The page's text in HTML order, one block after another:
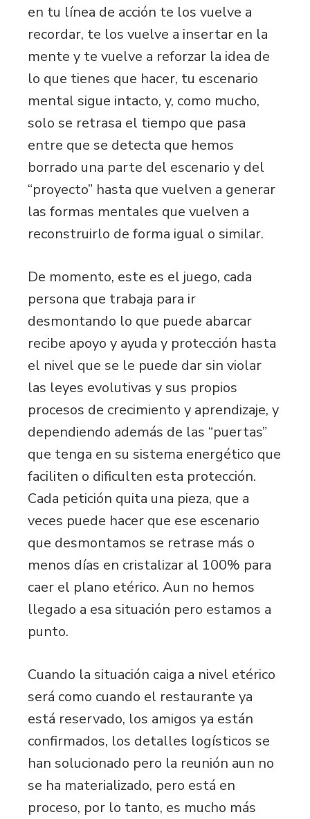
en tu línea de acción te los vuelve a
recordar, te los vuelve a insertar en la
mente y te vuelve a reforzar la idea de
lo que tienes que hacer, tu escenario
mental sigue intacto, y, como mucho,
solo se retrasa el tiempo que pasa
entre que se detecta que hemos
borrado una parte del escenario y del
“proyecto” hasta que vuelven a generar
las formas mentales que vuelven a
reconstruirlo de forma igual o similar.
De momento, este es el juego, cada
persona que trabaja para ir
desmontando lo que puede abarcar
recibe apoyo y ayuda y protección hasta
el nivel que se le puede dar sin violar
las leyes evolutivas y sus propios
procesos de crecimiento y aprendizaje, y
dependiendo además de las “puertas”
que tenga en su sistema energético que
faciliten o dificulten esta protección.
Cada petición quita una pieza, que a
veces puede hacer que ese escenario
que desmontamos se retrase más o
menos días en cristalizar al 100% para
caer el plano etérico. Aun no hemos
llegado a esa situación pero estamos a
punto.
Cuando la situación caiga a nivel etérico
será como cuando el restaurante ya
está reservado, los amigos ya están
confirmados, los detalles logísticos se
han solucionado pero la reunión aun no
se ha materializado, pero está en
proceso, por lo tanto, es mucho más